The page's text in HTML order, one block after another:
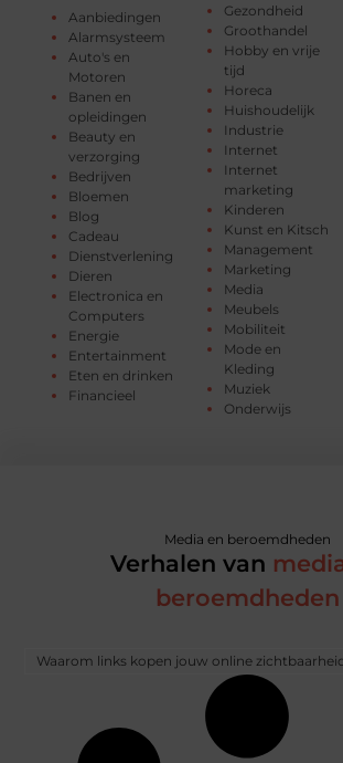
Aanbiedingen
Alarmsysteem
Auto's en
Motoren
Banen en
opleidingen
Beauty en
verzorging
Bedrijven
Bloemen
Blog
Cadeau
Dienstverlening
Dieren
Electronica en
Computers
Energie
Entertainment
Eten en drinken
Financieel
Gezondheid
Groothandel
Hobby en vrije
tijd
Horeca
Huishoudelijk
Industrie
Internet
Internet
marketing
Kinderen
Kunst en Kitsch
Management
Marketing
Media
Meubels
Mobiliteit
Mode en
Kleding
Muziek
Onderwijs
Media en beroemdheden
Verhalen van
beroemdheden
Waarom links kopen jouw online